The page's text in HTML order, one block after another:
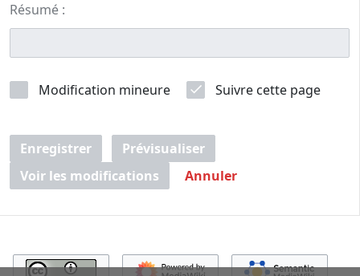
Résumé :
Modification mineure Suivre cette page
Enregistrer
Prévisualiser
Voir les modifications
Annuler